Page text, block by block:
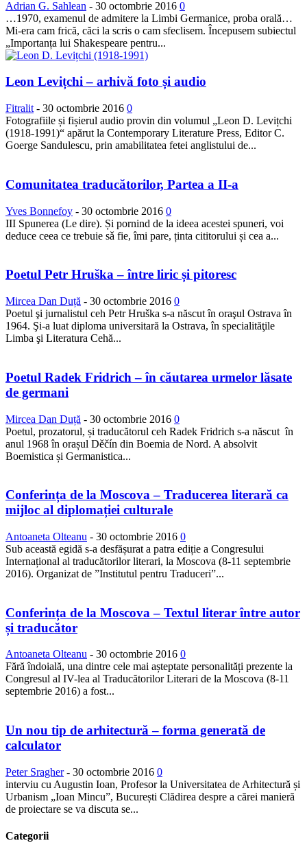
Adrian G. Sahlean - 30 octombrie 2016 0
…1970, examenul de admitere la Limbi Germanice, proba orală…
Mi-era cam frică, căci la scris o cam sfeclisem. Începusem subiectul
„Importanța lui Shakespeare pentru...
Leon Levițchi – arhivă foto și audio
Fitralit - 30 octombrie 2016 0
Fotografiile și fișierul audio provin din volumul „Leon D. Levițchi
(1918-1991)“ apărut la Contemporary Literature Press, Editor C.
Goerge Sandulescu, prin amabilitatea fetei anglistului de...
Comunitatea traducătorilor, Partea a II-a
Yves Bonnefoy - 30 octombrie 2016 0
III Spunerea (Le dire). Și pornind de la ideea acestei spuneri, voi
deduce ceea ce trebuie sǎ fie, îmi pare, ținta cititorului și cea a...
Poetul Petr Hruška – între liric și pitoresc
Mircea Dan Duță - 30 octombrie 2016 0
Poetul şi jurnalistul ceh Petr Hruška s-a născut în oraşul Ostrava în
1964. Şi-a luat diploma universitară la Ostrava, în specialităţile
Limba şi Literatura Cehă...
Poetul Radek Fridrich – în căutarea urmelor lăsate
de germani
Mircea Dan Duță - 30 octombrie 2016 0
Poetul, prozatorul, și traducătorul ceh Radek Fridrich s-a născut în
anul 1968 în orașul Děčín din Boemia de Nord. A absolvit
Boemistica și Germanistica...
Conferința de la Moscova – Traducerea literară ca
mijloc al diplomației culturale
Antoaneta Olteanu - 30 octombrie 2016 0
Sub această egidă s-a desfășurat a patra ediție a Congresului
Internațional al traducătorilor literari, la Moscova (8-11 septembrie
2016). Organizat de ”Institutul pentru Traduceri”...
Conferința de la Moscova – Textul literar între autor
și traducător
Antoaneta Olteanu - 30 octombrie 2016 0
Fără îndoială, una dintre cele mai așteptate personalități prezente la
Congresul al IV-lea al Traducătorilor Literari de la Moscova (8-11
septembrie 2016) a fost...
Un nou tip de arhitectură – forma generată de
calculator
Peter Sragher - 30 octombrie 2016 0
interviu cu Augustin Ioan, Profesor la Universitatea de Arhitectură și
Urbanism „Ioan Mincu”, București Clădirea despre a cărei manieră
de proiectare se va discuta se...
Categorii